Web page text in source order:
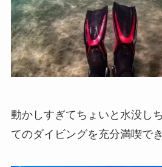
動かしすぎてちょいと水没し
てのダイビングを充分満喫で